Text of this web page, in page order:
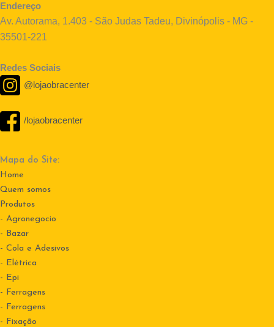
Endereço
Av. Autorama, 1.403 - São Judas Tadeu, Divinópolis - MG -
35501-221
Redes Sociais
@lojaobracenter
/lojaobracenter
Mapa do Site:
Home
Quem somos
Produtos
- Agronegocio
- Bazar
- Cola e Adesivos
- Elétrica
- Epi
- Ferragens
- Ferragens
- Fixação